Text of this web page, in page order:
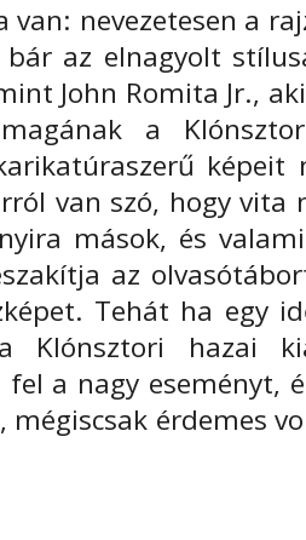
van: nevezetesen a
bár az elnagyolt
John Romita Jr.,
a
van szó, hogy vita
mások, és
az
Tehát ha egy
Klónsztori hazai
fel a nagy eseményt,
mégiscsak érdemes